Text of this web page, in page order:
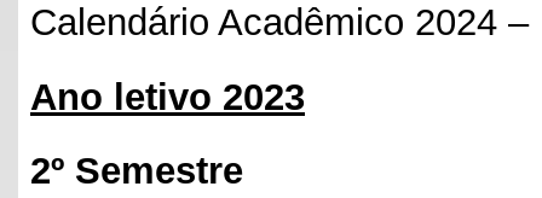
Calendário Acadêmico 2024
Ano letivo 2023
2º Semestre